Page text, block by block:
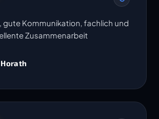
gute Kommunikation, fachlich und
Zusammenarbeit